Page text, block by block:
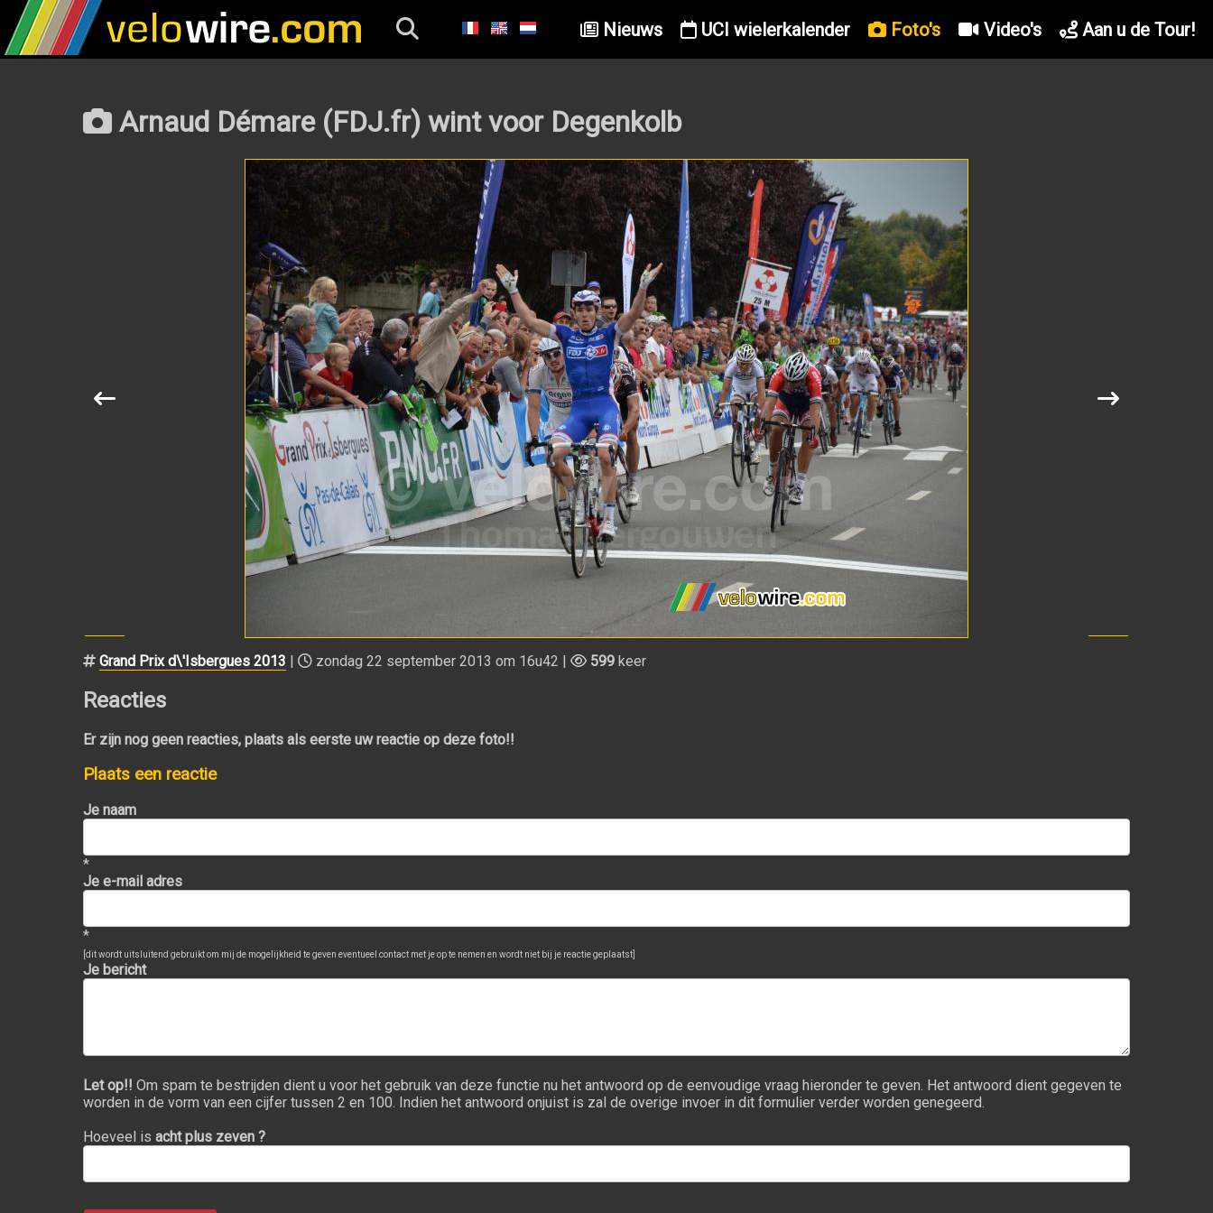
Nieuws UCI wielerkalender Foto's Video's Aan u de Tour!
Arnaud Démare (FDJ.fr) wint voor Degenkolb
Grand Prix d\'Isbergues 2013 | zondag 22 september 2013 om 16u42 | 599 keer
Reacties
Er zijn nog geen reacties, plaats als eerste uw reactie op deze foto!!
Plaats een reactie
Je naam
*
Je e-mail adres
*
[dit wordt uitsluitend gebruikt om mij de mogelijkheid te geven eventueel contact met je op te nemen en wordt niet bij je reactie geplaatst]
Je bericht
Let op!! Om spam te bestrijden dient u voor het gebruik van deze functie nu het antwoord op de eenvoudige vraag hieronder te geven. Het antwoord dient gegeven te
worden in de vorm van een cijfer tussen 2 en 100. Indien het antwoord onjuist is zal de overige invoer in dit formulier verder worden genegeerd.
Hoeveel is acht plus zeven ?